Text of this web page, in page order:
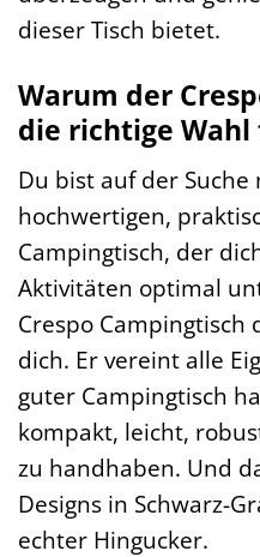
dieser Tisch bietet.
Warum der
die richtige
Du bist auf der Suche
hochwertigen,
Campingtisch, der
Aktivitäten optimal
Crespo
dich. Er vereint alle
guter Campingtisch
kompakt, leicht,
zu handhaben. Und
Designs in Schwarz-
echter Hingucker.